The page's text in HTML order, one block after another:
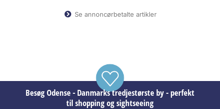
Se annoncørbetalte artikler
Besøg Odense - Danmarks tredjestørste by - perfekt
til shopping og sightseeing